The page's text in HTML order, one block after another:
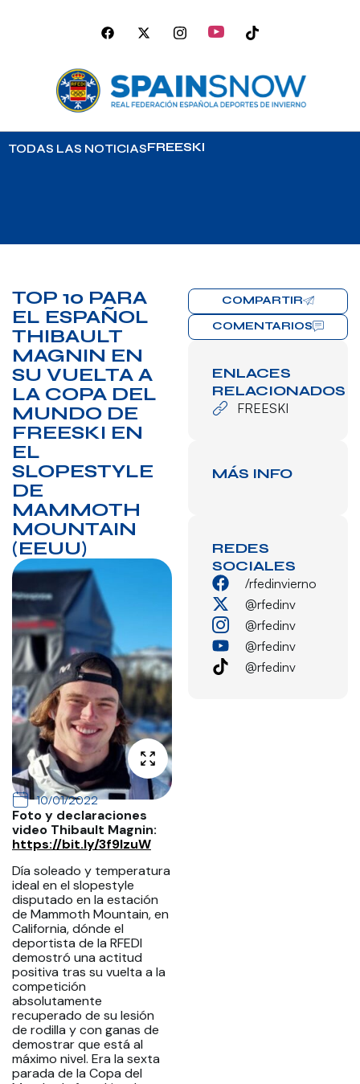
TODAS LAS NOTICIASFREESKI
TOP 10 PARA
EL ESPAÑOL
THIBAULT
MAGNIN EN
SU VUELTA A
LA COPA DEL
MUNDO DE
FREESKI EN
EL
SLOPESTYLE
DE
MAMMOTH
MOUNTAIN
(EEUU)
10/01/2022
Foto y declaraciones
video Thibault Magnin:
https://bit.ly/3f9lzuW
Día soleado y temperatura
ideal en el slopestyle
disputado en la estación
de Mammoth Mountain, en
California, dónde el
deportista de la RFEDI
demostró una actitud
positiva tras su vuelta a la
competición
absolutamente
recuperado de su lesión
de rodilla y con ganas de
demostrar que está al
máximo nivel. Era la sexta
parada de la Copa del
COMPARTIR
COMENTARIOS
ENLACES
RELACIONADOS
FREESKI
MÁS INFO
REDES
SOCIALES
/rfedinvierno
@rfedinv
@rfedinv
@rfedinv
@rfedinv